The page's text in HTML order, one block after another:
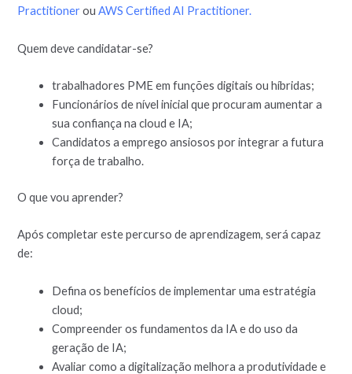
PractitionerouAWS Certified AI Practitioner.
Quem deve candidatar-se?
trabalhadores PME em funções digitais ou híbridas;
Funcionários de nível inicial que procuram aumentar a
sua confiança na cloud e IA;
Candidatos a emprego ansiosos por integrar a futura
força de trabalho.
O que vou aprender?
Após completar este percurso de aprendizagem, será capaz
de:
Defina os benefícios de implementar uma estratégia
cloud;
Compreender os fundamentos da IA e do uso da
geração de IA;
Avaliar como a digitalização melhora a produtividade e